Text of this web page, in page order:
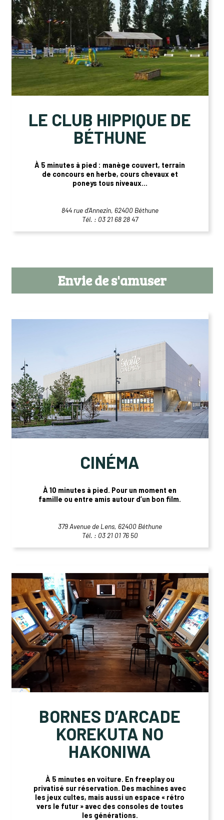
LE CLUB HIPPIQUE DE
BÉTHUNE
À 5 minutes à pied : manège couvert, terrain
de concours en herbe, cours chevaux et
poneys tous niveaux...
844 rue d’Annezin, 62400 Béthune
Tél. : 03 21 68 28 47
Envie de s'amuser
CINÉMA
À 10 minutes à pied. Pour un moment en
famille ou entre amis autour d’un bon film.
379 Avenue de Lens, 62400 Béthune
Tél. : 03 21 01 76 50
BORNES D’ARCADE
KOREKUTA NO
HAKONIWA
À 5 minutes en voiture. En freeplay ou
privatisé sur réservation. Des machines avec
les jeux cultes, mais aussi un espace « rétro
vers le futur » avec des consoles de toutes
les générations.